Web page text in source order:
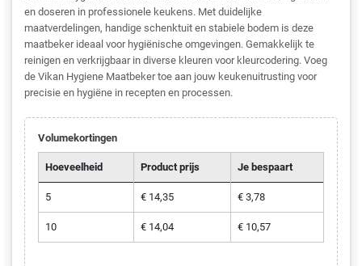
en doseren in professionele keukens. Met duidelijke
maatverdelingen, handige schenktuit en stabiele bodem is deze
maatbeker ideaal voor hygiënische omgevingen. Gemakkelijk te
reinigen en verkrijgbaar in diverse kleuren voor kleurcodering. Voeg
de Vikan Hygiene Maatbeker toe aan jouw keukenuitrusting voor
precisie en hygiëne in recepten en processen.
Volumekortingen
Hoeveelheid Product prijs Je bespaart
5 € 14,35 € 3,78
10 € 14,04 € 10,57